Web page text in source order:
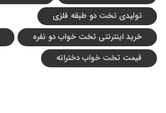
تولیدی تخت دو طبقه فلزی
خرید اینترنتی تخت خواب دو نفره
قیمت تخت خواب دخترانه